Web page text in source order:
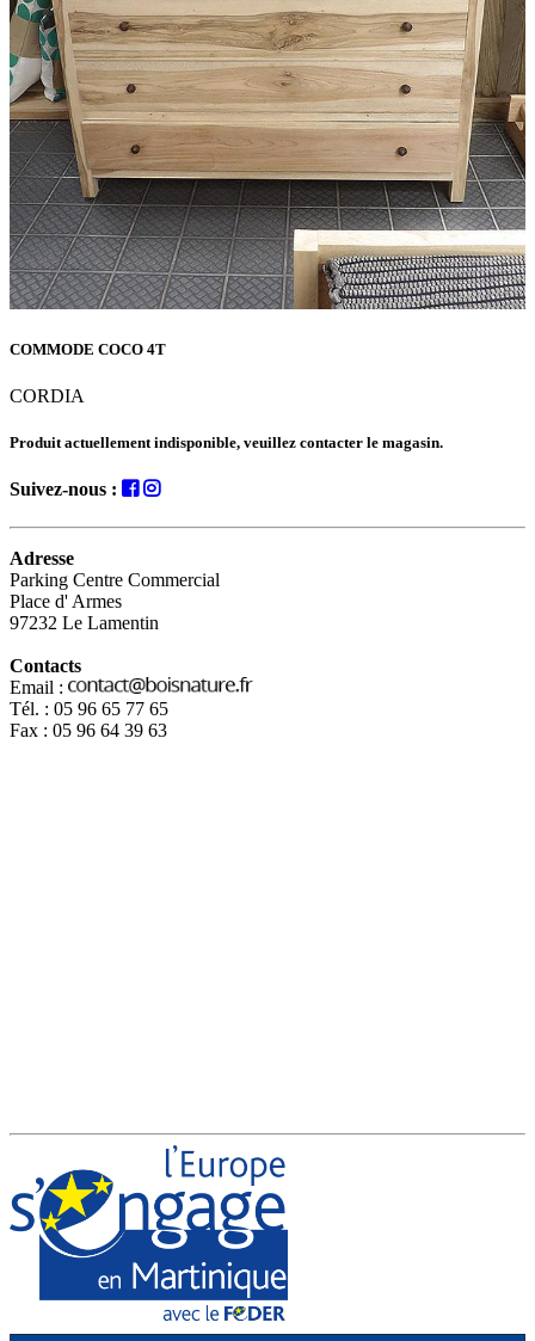
COMMODE COCO 4T
CORDIA
Produit actuellement indisponible, veuillez contacter le magasin.
Suivez-nous :
Adresse
Parking Centre Commercial
Place d' Armes
97232 Le Lamentin
Contacts
Email :
Tél. : 05 96 65 77 65
Fax : 05 96 64 39 63